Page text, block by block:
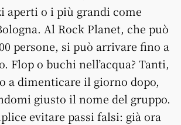
aperti o i più grandi come
Al Rock Planet, che può
persone, si può arrivare fino a
Flop o buchi nell’acqua? Tanti,
a dimenticare il giorno dopo,
giusto il nome del gruppo.
evitare passi falsi: già ora